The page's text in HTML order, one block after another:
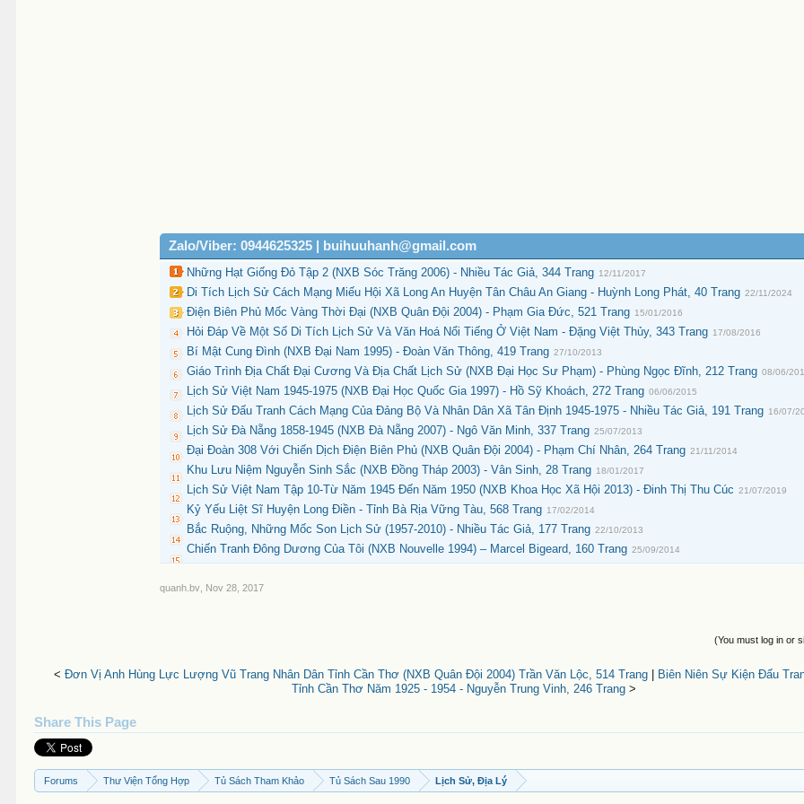
Zalo/Viber: 0944625325 | buihuuhanh@gmail.com
Những Hạt Giống Đỏ Tập 2 (NXB Sóc Trăng 2006) - Nhiều Tác Giả, 344 Trang 12/11/2017
Di Tích Lịch Sử Cách Mạng Miếu Hội Xã Long An Huyện Tân Châu An Giang - Huỳnh Long Phát, 40 Trang 22/11/2024
Điện Biên Phủ Mốc Vàng Thời Đại (NXB Quân Đội 2004) - Phạm Gia Đức, 521 Trang 15/01/2016
Hỏi Đáp Về Một Số Di Tích Lịch Sử Và Văn Hoá Nổi Tiếng Ở Việt Nam - Đặng Việt Thủy, 343 Trang 17/08/2016
Bí Mật Cung Đình (NXB Đại Nam 1995) - Đoàn Văn Thông, 419 Trang 27/10/2013
Giáo Trình Địa Chất Đại Cương Và Địa Chất Lịch Sử (NXB Đại Học Sư Phạm) - Phùng Ngọc Đĩnh, 212 Trang 08/06/
Lịch Sử Việt Nam 1945-1975 (NXB Đại Học Quốc Gia 1997) - Hồ Sỹ Khoách, 272 Trang 06/06/2015
Lịch Sử Đấu Tranh Cách Mạng Của Đảng Bộ Và Nhân Dân Xã Tân Định 1945-1975 - Nhiều Tác Giả, 191 Trang 16/07/
Lịch Sử Đà Nẵng 1858-1945 (NXB Đà Nẵng 2007) - Ngô Văn Minh, 337 Trang 25/07/2013
Đại Đoàn 308 Với Chiến Dịch Điện Biên Phủ (NXB Quân Đội 2004) - Phạm Chí Nhân, 264 Trang 21/11/2014
Khu Lưu Niệm Nguyễn Sinh Sắc (NXB Đồng Tháp 2003) - Vân Sinh, 28 Trang 18/01/2017
Lịch Sử Việt Nam Tập 10-Từ Năm 1945 Đến Năm 1950 (NXB Khoa Học Xã Hội 2013) - Đinh Thị Thu Cúc 21/07/2019
Kỷ Yếu Liệt Sĩ Huyện Long Điền - Tỉnh Bà Rịa Vững Tàu, 568 Trang 17/02/2014
Bắc Ruộng, Những Mốc Son Lịch Sử (1957-2010) - Nhiều Tác Giả, 177 Trang 22/10/2013
Chiến Tranh Đông Dương Của Tôi (NXB Nouvelle 1994) – Marcel Bigeard, 160 Trang 25/09/2014
quanh.bv Nov 28, 2017
(You must log in or
< Đơn Vị Anh Hùng Lực Lượng Vũ Trang Nhân Dân Tỉnh Cần Thơ (NXB Quân Đội 2004) Trần Văn Lộc, 514 Trang|
Biên Niên Sự Kiện Đấu
Tỉnh Cần Thơ Năm 1925 - 1954 - Nguyễn Trung Vinh, 246 Trang >
Share This Page
Forums Thư Viện Tổng Hợp Tủ Sách Tham Khảo Tủ Sách Sau 1990 Lịch Sử, Địa Lý